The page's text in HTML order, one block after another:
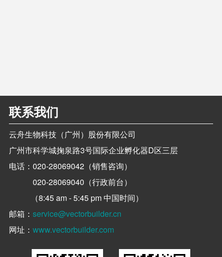
联系我们
云舟生物科技（广州）股份有限公司
广州市科学城掬泉路3号国际企业孵化器D区三层
电话：020-28069042（销售咨询）
020-28069040（行政前台）
（8:45 am - 5:45 pm 中国时间）
邮箱：service@vectorbuilder.cn
网址：www.vectorbuilder.com